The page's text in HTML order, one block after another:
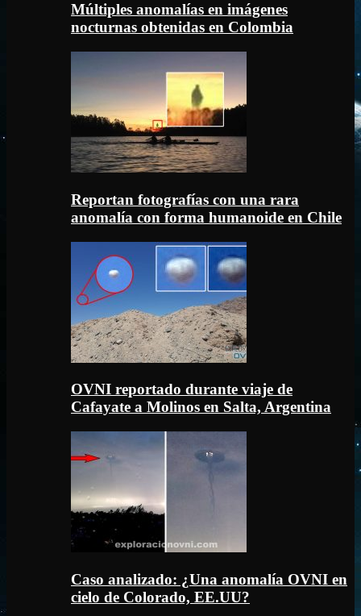
Múltiples anomalías en imágenes
nocturnas obtenidas en Colombia
Reportan fotografías con una rara
anomalía con forma humanoide en Chile
OVNI reportado durante viaje de
Cafayate a Molinos en Salta, Argentina
Caso analizado: ¿Una anomalía OVNI en
cielo de Colorado, EE.UU?